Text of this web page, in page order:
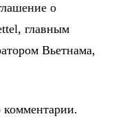
о
главным
Вьетнама,
комментарии.